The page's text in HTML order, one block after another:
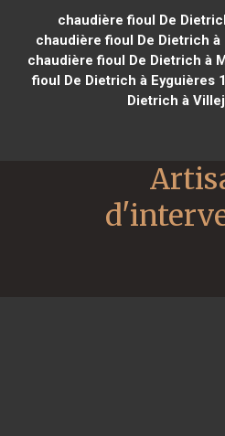
chaudière fioul De
chaudière fioul De Dietrich à
chaudière fioul De Dietrich à
fioul De Dietrich à Eyguières
Dietrich à